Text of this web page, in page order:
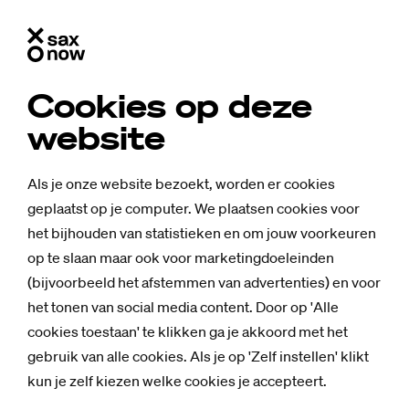
Cookies op deze
website
Als je onze website bezoekt, worden er cookies
geplaatst op je computer. We plaatsen cookies voor
het bijhouden van statistieken en om jouw voorkeuren
op te slaan maar ook voor marketingdoeleinden
(bijvoorbeeld het afstemmen van advertenties) en voor
het tonen van social media content. Door op 'Alle
cookies toestaan' te klikken ga je akkoord met het
gebruik van alle cookies. Als je op 'Zelf instellen' klikt
kun je zelf kiezen welke cookies je accepteert.